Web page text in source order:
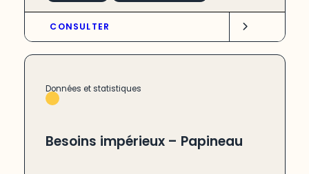
CONSULTER
Données et statistiques
Besoins impérieux – Papineau